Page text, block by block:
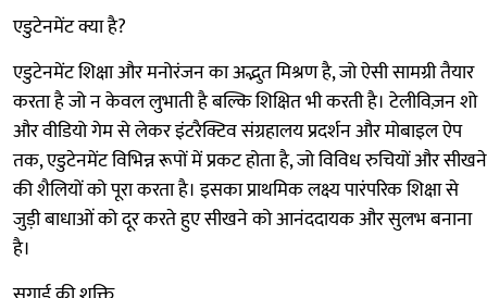
एडुटेनमेंट क्या है?
एडुटेनमेंट शिक्षा और मनोरंजन का अद्भुत मिश्रण है, जो ऐसी सामग्री तैयार
करता है जो न केवल लुभाती है बल्कि शिक्षित भी करती है। टेलीविज़न शो
और वीडियो गेम से लेकर इंटरैक्टिव संग्रहालय प्रदर्शन और मोबाइल ऐप
तक, एडुटेनमेंट विभिन्न रूपों में प्रकट होता है, जो विविध रुचियों और सीखने
की शैलियों को पूरा करता है। इसका प्राथमिक लक्ष्य पारंपरिक शिक्षा से
जुड़ी बाधाओं को दूर करते हुए सीखने को आनंददायक और सुलभ बनाना
है।